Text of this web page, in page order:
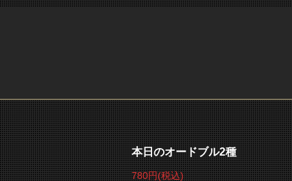
本日のオードブル2種
780円(税込)